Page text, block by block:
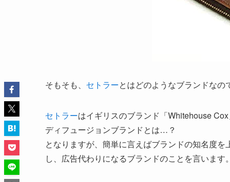
そもそも、 セトラーとはどのようなブランドなの
セトラーはイギリスのブランド「Whitehouse
ディフュージョンブランドとは…？
となりますが、簡単に言えばブランドの知名度
し、広告代わりになるブランドのことを言います。